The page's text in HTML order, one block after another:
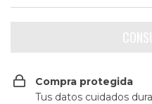
Compra protegida
Tus datos cuidados